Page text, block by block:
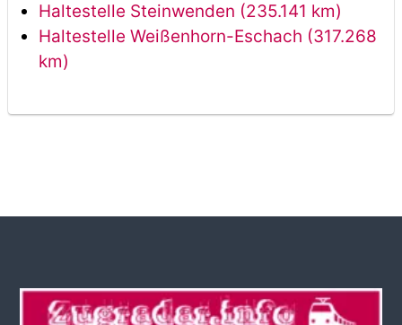
Haltestelle Steinwenden (235.141 km)
Haltestelle Weißenhorn-Eschach (317.268
km)